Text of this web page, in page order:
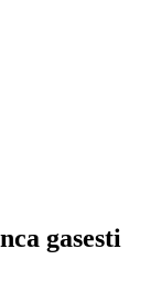
gasesti